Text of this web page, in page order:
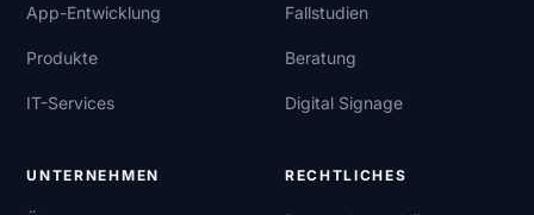
App-Entwicklung
Produkte
IT-Services
Fallstudien
Beratung
Digital Signage
UNTERNEHMEN RECHTLICHES